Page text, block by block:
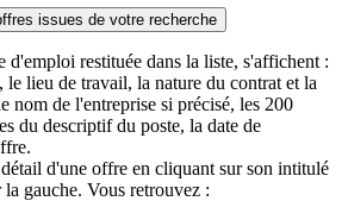
issues de votre recherche
d'emploi restituée dans la liste, s'affichent :
le lieu de travail, la nature du contrat et la
nom de l'entreprise si précisé, les 200
du descriptif du poste, la date de
d'une offre en cliquant sur son intitulé
gauche. Vous retrouvez :